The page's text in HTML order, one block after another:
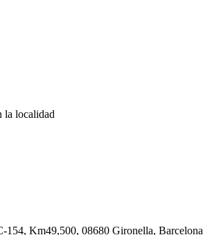
la localidad
154, Km49,500, 08680 Gironella, Barcelona